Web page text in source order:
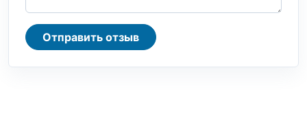
Отправить отзыв